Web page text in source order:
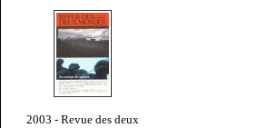
2003 - Revue des deux